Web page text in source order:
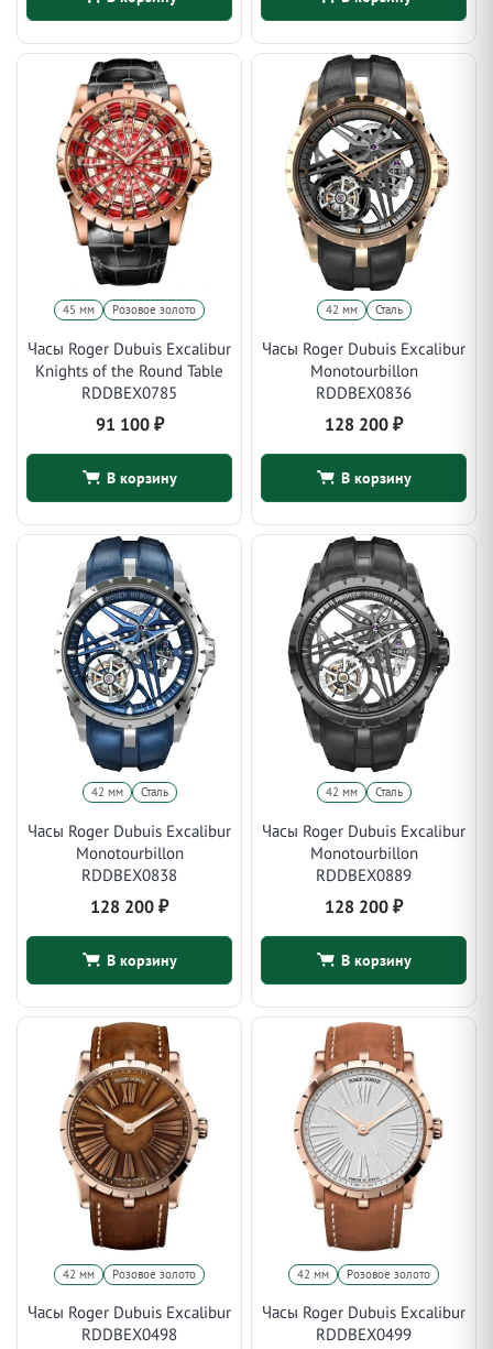
45 мм Розовое золото
Часы Roger Dubuis Excalibur
Knights of the Round Table
RDDBEX0785
91 100 ₽
В корзину
42 мм Сталь
Часы Roger Dubuis Excalibur
Monotourbillon
RDDBEX0836
128 200 ₽
В корзину
42 мм Сталь
Часы Roger Dubuis Excalibur
Monotourbillon
RDDBEX0838
128 200 ₽
В корзину
42 мм Сталь
Часы Roger Dubuis Excalibur
Monotourbillon
RDDBEX0889
128 200 ₽
В корзину
42 мм Розовое золото
Часы Roger Dubuis Excalibur
RDDBEX0498
42 мм Розовое золото
Часы Roger Dubuis Excalibur
RDDBEX0499